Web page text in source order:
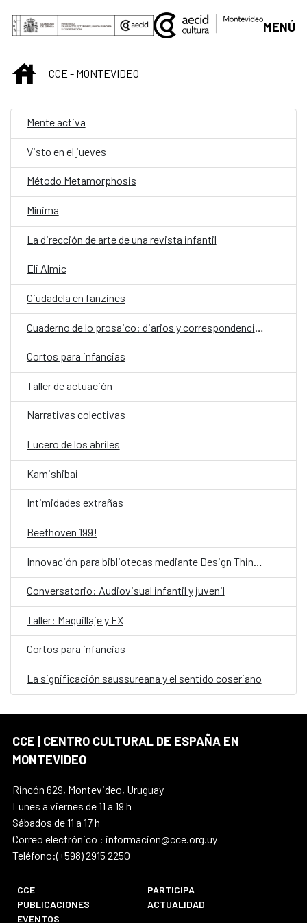
Saltar al contenido principal
MENÚ
INICIOCCE - MONTEVIDEO
Mente activa
Visto en el jueves
Método Metamorphosis
Mínima
La dirección de arte de una revista infantil
Eli Almic
Ciudadela en fanzines
Cortos para infancias
Taller de actuación
Narrativas colectivas
Lucero de los abriles
Kamishibai
Intimidades extrañas
Beethoven 199!
Conversatorio: Audiovisual infantil y juvenil
Taller: Maquillaje y FX
Cortos para infancias
La significación saussureana y el sentido coseriano
CCE | CENTRO CULTURAL DE ESPAÑA EN
MONTEVIDEO
Rincón 629, Montevideo, Uruguay
Lunes a viernes de 11 a 19 h
Sábados de 11 a 17 h
Correo electrónico : informacion@cce.org.uy
Teléfono:(+598) 2915 2250
CCE
PARTICIPA
PUBLICACIONES
ACTUALIDAD
EVENTOS